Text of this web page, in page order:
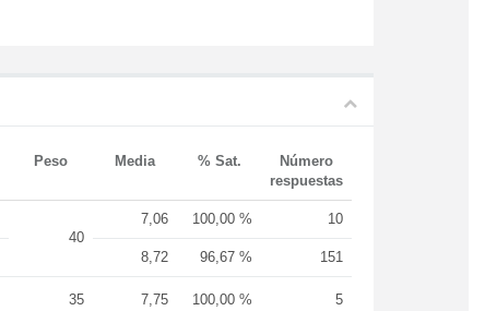
Peso Media % Sat.
Número
respuestas
40
7,06 100,00 % 10
8,72 96,67 % 151
35 7,75 100,00 % 5